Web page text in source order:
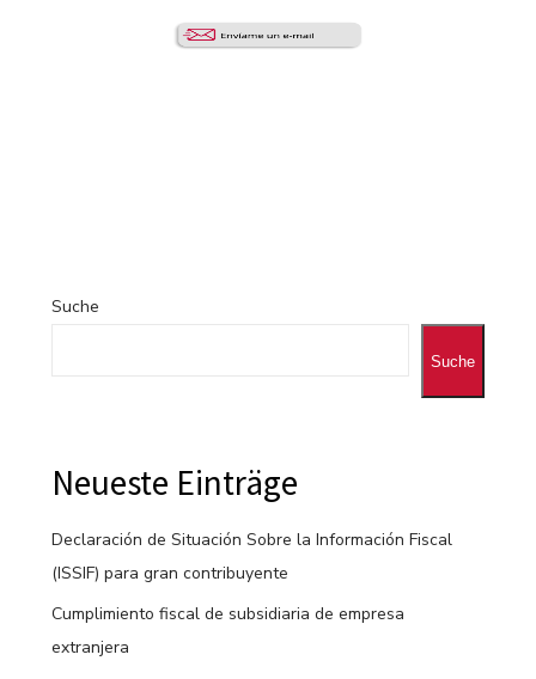
Suche
Suche
Neueste Einträge
Declaración de Situación Sobre la Información Fiscal
(ISSIF) para gran contribuyente
Cumplimiento fiscal de subsidiaria de empresa
extranjera